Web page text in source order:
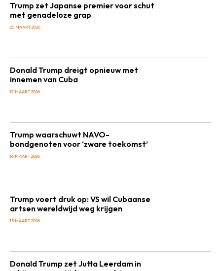
Trump zet Japanse premier voor schut
met genadeloze grap
20 MAART 2026
Donald Trump dreigt opnieuw met
innemen van Cuba
17 MAART 2026
Trump waarschuwt NAVO-
bondgenoten voor ‘zware toekomst’
16 MAART 2026
Trump voert druk op: VS wil Cubaanse
artsen wereldwijd weg krijgen
15 MAART 2026
Donald Trump zet Jutta Leerdam in